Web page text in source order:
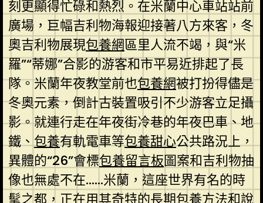
刻更顯得忙碌和熱烈。在米蘭中心車站站前
廣場，巨幅吉利物海報迎接著八方來客，冬
奧吉利物展現包養網區里人流不竭，與“米
羅”“蒂娜”合影的游客和市平易近排起了長
隊。米蘭年夜教堂前也包養網被打扮得儘是
冬奧元素，倒計古裝置吸引不少游客立足攝
影。就連行走在年夜街冷巷的年夜巴車、地
鐵、包養有軌電車等包養甜心公共路況上，
異體的“26”會標包養留言板圖案和吉利物抽
像也無處不在……米蘭，這座世界有名的時
髦之都，正在用其奇特的長期包養方法和說